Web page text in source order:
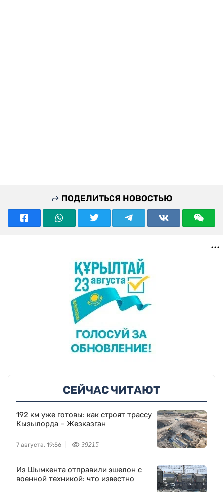
ПОДЕЛИТЬСЯ НОВОСТЬЮ
СЕЙЧАС ЧИТАЮТ
192 км уже готовы: как строят трассу
Кызылорда – Жезказган
7 августа, 19:56 39215
Из Шымкента отправили эшелон с
военной техникой: что известно